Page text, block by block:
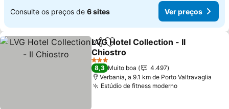
Consulte os preços de 6 sites Ver preços
PartilharAdicionar aos favoritos
LVG Hotel Collection - Il
Chiostro
3 Estrelas
8,3 Muito boa
4.497
Verbania, a 9.1 km de Porto Valtravaglia
Estúdio de fitness moderno